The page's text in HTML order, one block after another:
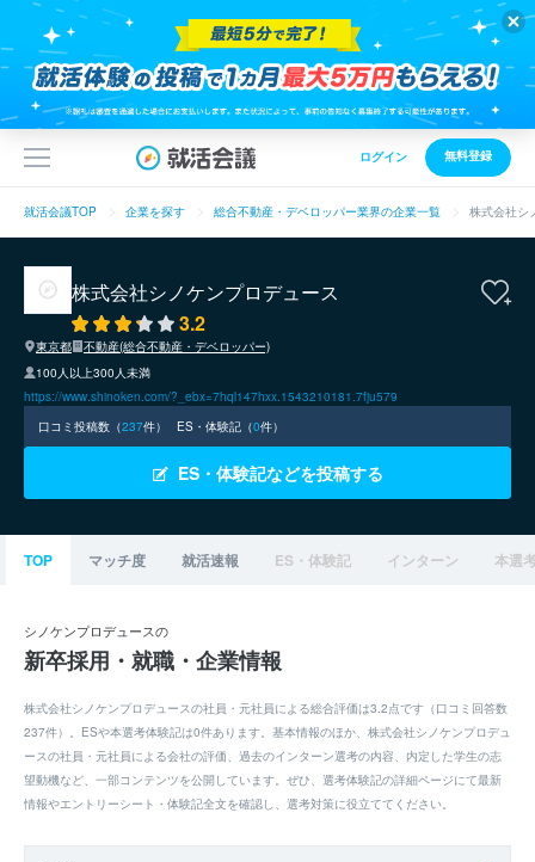
ログイン 無料登録
就活会議TOP 企業を探す 総合不動産・デベロッパー業界の企業一覧 株式会社シ
株式会社シノケンプロデュース
3.2
東京都
不動産(総合不動産・デベロッパー)
100人以上300人未満
https://www.shinoken.com/?_ebx=7hql147hxx.1543210181.7fju579
口コミ投稿数（237件） ES・体験記（0件）
ES・体験記などを投稿する
TOP マッチ度 就活速報 ES・体験記 インターン 本選
シノケンプロデュースの
新卒採用・就職・企業情報
株式会社シノケンプロデュースの社員・元社員による総合評価は3.2点です（口コミ回答数
237件）。ESや本選考体験記は0件あります。基本情報のほか、株式会社シノケンプロデュ
ースの社員・元社員による会社の評価、過去のインターン選考の内容、内定した学生の志
望動機など、一部コンテンツを公開しています。ぜひ、選考体験記の詳細ページにて最新
情報やエントリーシート・体験記全文を確認し、選考対策に役立ててください。